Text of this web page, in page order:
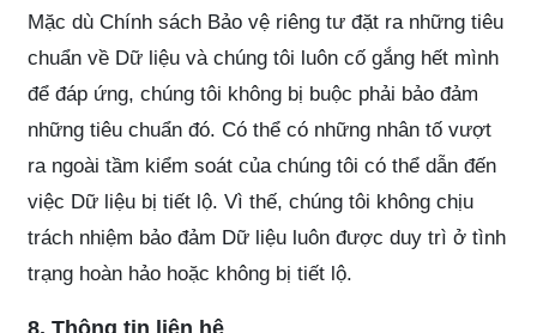
Mặc dù Chính sách Bảo vệ riêng tư đặt ra những tiêu
chuẩn về Dữ liệu và chúng tôi luôn cố gắng hết mình
để đáp ứng, chúng tôi không bị buộc phải bảo đảm
những tiêu chuẩn đó. Có thể có những nhân tố vượt
ra ngoài tầm kiểm soát của chúng tôi có thể dẫn đến
việc Dữ liệu bị tiết lộ. Vì thế, chúng tôi không chịu
trách nhiệm bảo đảm Dữ liệu luôn được duy trì ở tình
trạng hoàn hảo hoặc không bị tiết lộ.
8. Thông tin liên hệ